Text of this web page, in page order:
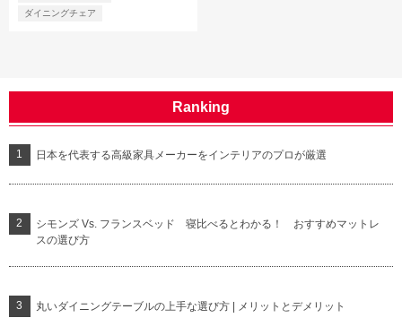
ダイニングチェア
Ranking
日本を代表する高級家具メーカーをインテリアのプロが厳選
シモンズ Vs. フランスベッド 寝比べるとわかる！ おすすめマットレ
スの選び方
丸いダイニングテーブルの上手な選び方 | メリットとデメリット